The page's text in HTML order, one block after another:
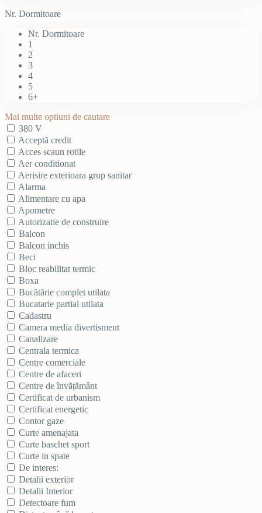
Nr. Dormitoare
Nr. Dormitoare
1
2
3
4
5
6+
Mai multe optiuni de cautare
380 V
Acceptă credit
Acces scaun rotile
Aer conditionat
Aerisire exterioara grup sanitar
Alarma
Alimentare cu apa
Apometre
Autorizatie de construire
Balcon
Balcon inchis
Beci
Bloc reabilitat termic
Boxa
Bucătărie complet utilata
Bucatarie partial utilata
Cadastru
Camera media divertisment
Canalizare
Centrala termica
Centre comerciale
Centre de afaceri
Centre de învățământ
Certificat de urbanism
Certificat energetic
Contor gaze
Curte amenajata
Curte baschet sport
Curte in spate
De interes:
Detalii exterior
Detalii Interior
Detectoare fum